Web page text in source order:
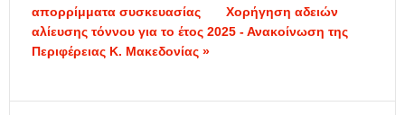
απορρίμματα συσκευασίας
Χορήγηση αδειών
αλίευσης τόννου για το έτος 2025 - Ανακοίνωση της
Περιφέρειας Κ. Μακεδονίας »